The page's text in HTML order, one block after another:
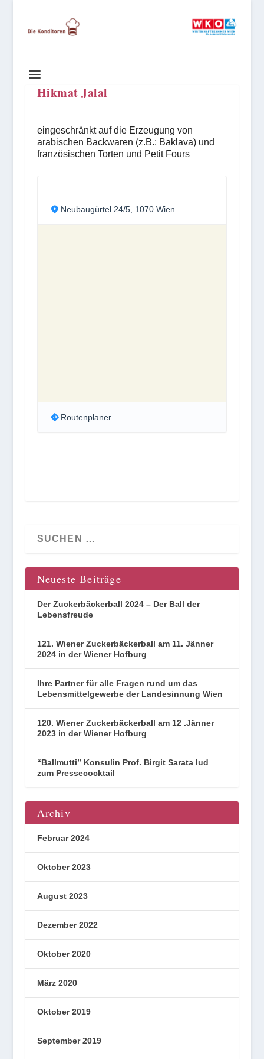
Hikmat Jalal
eingeschränkt auf die Erzeugung von
arabischen Backwaren (z.B.: Baklava) und
französischen Torten und Petit Fours
Neubaugürtel 24/5, 1070 Wien
Routenplaner
Neueste Beiträge
Der Zuckerbäckerball 2024 – Der Ball der
Lebensfreude
121. Wiener Zuckerbäckerball am 11. Jänner
2024 in der Wiener Hofburg
Ihre Partner für alle Fragen rund um das
Lebensmittelgewerbe der Landesinnung Wien
120. Wiener Zuckerbäckerball am 12 .Jänner
2023 in der Wiener Hofburg
“Ballmutti” Konsulin Prof. Birgit Sarata lud
zum Pressecocktail
Archiv
Februar 2024
Oktober 2023
August 2023
Dezember 2022
Oktober 2020
März 2020
Oktober 2019
September 2019